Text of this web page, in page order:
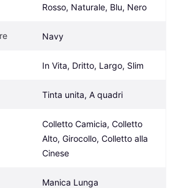
Rosso, Naturale, Blu, Nero
Navy
In Vita, Dritto, Largo, Slim
Tinta unita, A quadri
Colletto Camicia, Colletto
Alto, Girocollo, Colletto alla
Cinese
Manica Lunga